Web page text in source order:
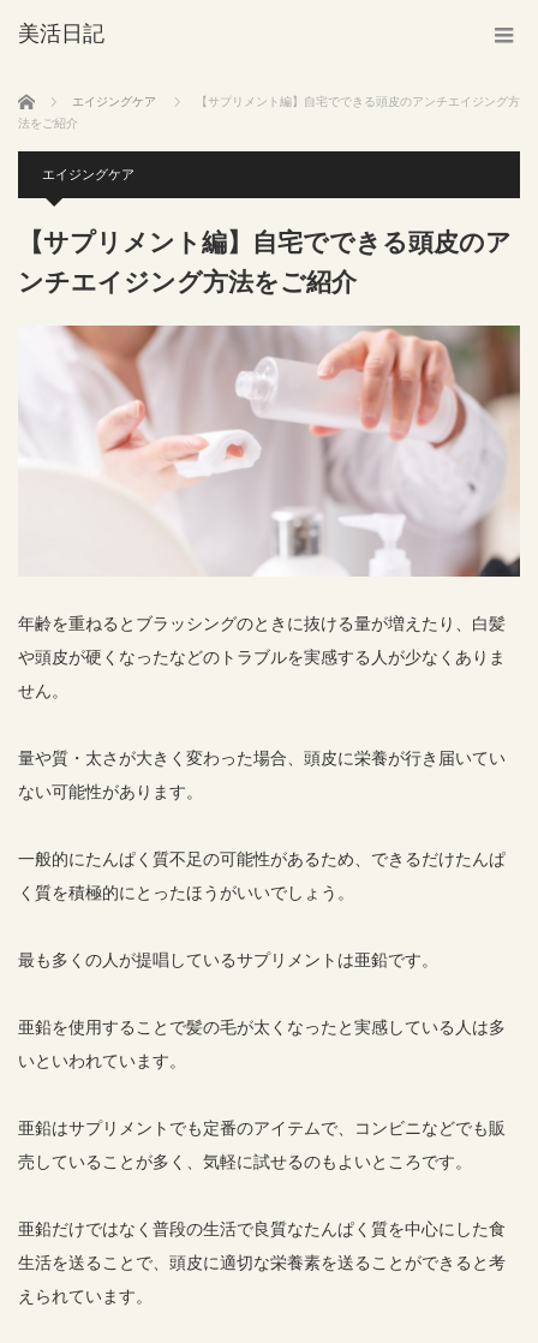
美活日記
ホーム エイジングケア
【サプリメント編】自宅でできる頭皮のアンチエイジング方
法をご紹介
エイジングケア
【サプリメント編】自宅でできる頭皮のア
ンチエイジング方法をご紹介
年齢を重ねるとブラッシングのときに抜ける量が増えたり、白髪
や頭皮が硬くなったなどのトラブルを実感する人が少なくありま
せん。
量や質・太さが大きく変わった場合、頭皮に栄養が行き届いてい
ない可能性があります。
一般的にたんぱく質不足の可能性があるため、できるだけたんぱ
く質を積極的にとったほうがいいでしょう。
最も多くの人が提唱しているサプリメントは亜鉛です。
亜鉛を使用することで髪の毛が太くなったと実感している人は多
いといわれています。
亜鉛はサプリメントでも定番のアイテムで、コンビニなどでも販
売していることが多く、気軽に試せるのもよいところです。
亜鉛だけではなく普段の生活で良質なたんぱく質を中心にした食
生活を送ることで、頭皮に適切な栄養素を送ることができると考
えられています。